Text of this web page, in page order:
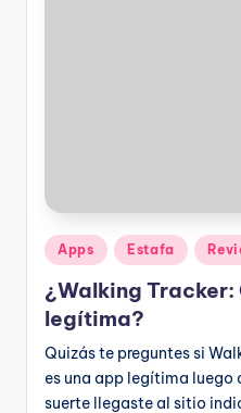
Publicado
en
Apps Estafa
¿Walking Tracker:
legítima?
Quizás te preguntes si
es una app legítima luego
suerte llegaste al sitio